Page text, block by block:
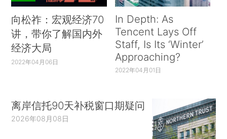
向松祚：宏观经济70
讲，带你了解国内外
经济大局
2022年04月06日
In Depth: As
Tencent Lays Off
Staff, Is Its ‘Winter’
Approaching?
2022年04月01日
离岸信托90天补税窗口期疑问
2026年08月08日